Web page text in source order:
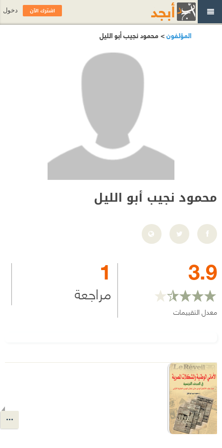
المؤلفون> محمود نجيب أبو الليل
محمود نجيب أبو الليل
3.9
معدل التقييمات
1
مراجعة
اشترك الآن دخول